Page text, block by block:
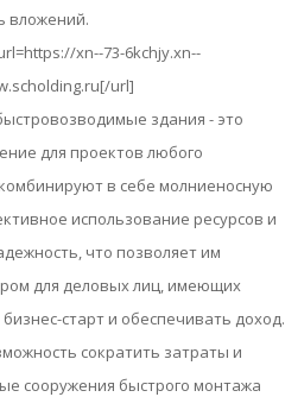
вложений.
xn--73-6kchjy.xn--
url]
здания - это
для проектов любого
в себе молниеносную
использование ресурсов и
что позволяет им
для деловых лиц, имеющих
старт и обеспечивать доход.
сократить затраты и
сооружения быстрого монтажа